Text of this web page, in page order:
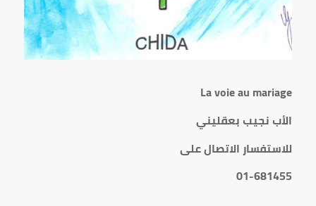
La voie au mariage
الأب نجيب بعقليني
للاستفسار الاتصال على
01-681455